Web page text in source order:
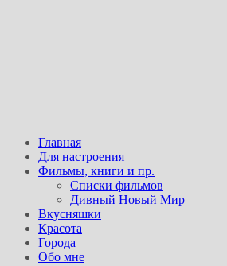
Главная
Для настроения
Фильмы, книги и пр.
Списки фильмов
Дивный Новый Мир
Вкусняшки
Красота
Города
Обо мне